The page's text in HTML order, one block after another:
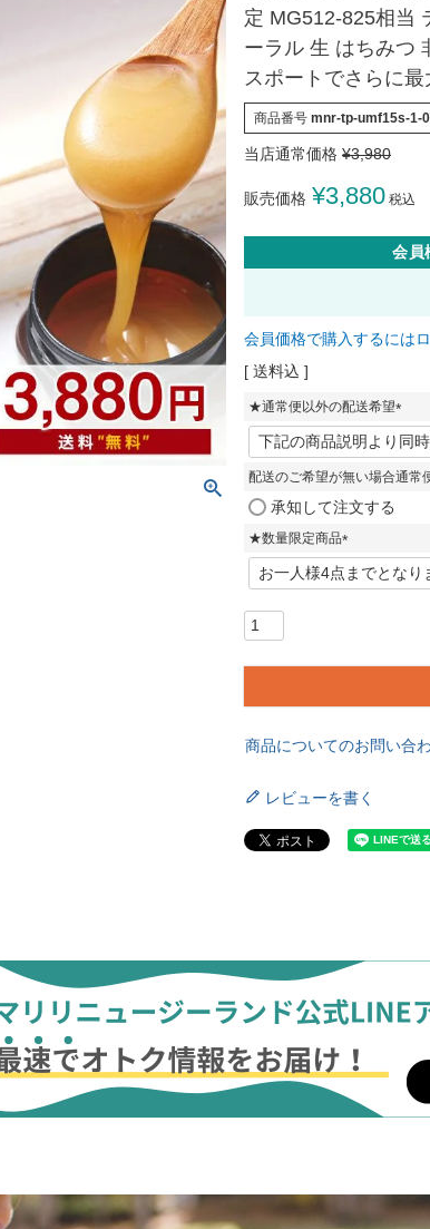
定 MG512-825相当
ーラル 生 はちみつ
スポートでさらに最
商品番号 mnr-tp-umf15s-1-
当店通常価格 ¥3,980
販売価格 ¥3,880 税込
会員
会員価格で購入するには
送料込
★通常便以外の配送希望
(
必
須
配送のご希望が無い場合通常
承知して注文する
★数量限定商品
(
必
商品についてのお問い合
レビューを書く